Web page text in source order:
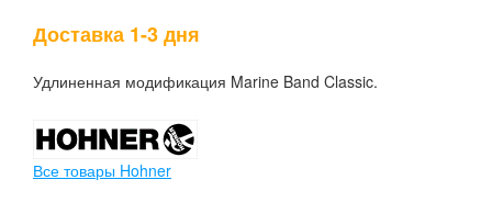
Доставка 1-3 дня
Удлиненная модификация Marine Band Classic.
Все товары Hohner